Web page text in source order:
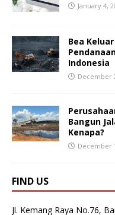
January 4,
Bea
Indonesia
December
Bangun
Kenapa?
December
FIND US
Jl. Kemang Raya No.76,